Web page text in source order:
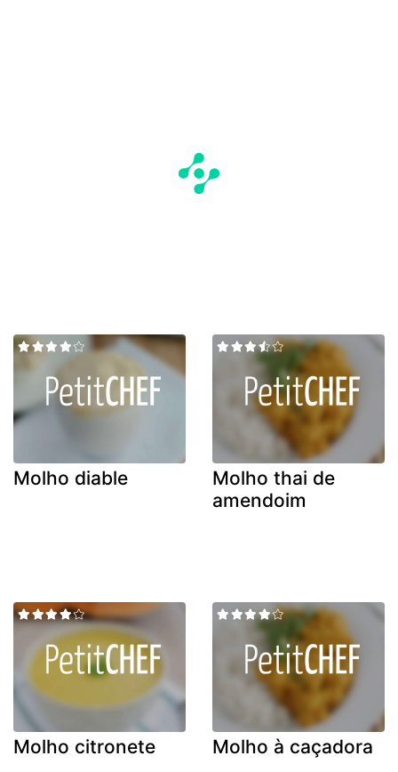
Molho diable
Molho thai de
amendoim
Molho citronete Molho à caçadora